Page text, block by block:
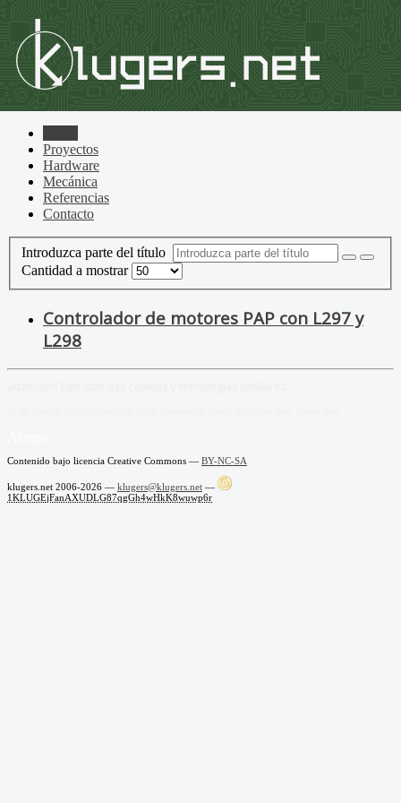
Proyectos
Hardware
Mecánica
Referencias
Contacto
Introduzca parte del título
Cantidad a mostrar
Controlador de motores PAP con L297 y
L298
Contenido bajo licencia Creative Commons — BY-NC-SA
klugers.net 2006-2026 — klugers@klugers.net —
1KLUGEjFanAXUDLG87qgGh4wHkK8wuwp6r